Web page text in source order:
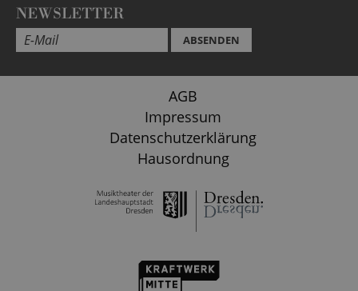
NEWSLETTER
ABSENDEN
AGB
Impressum
Datenschutzerklärung
Hausordnung